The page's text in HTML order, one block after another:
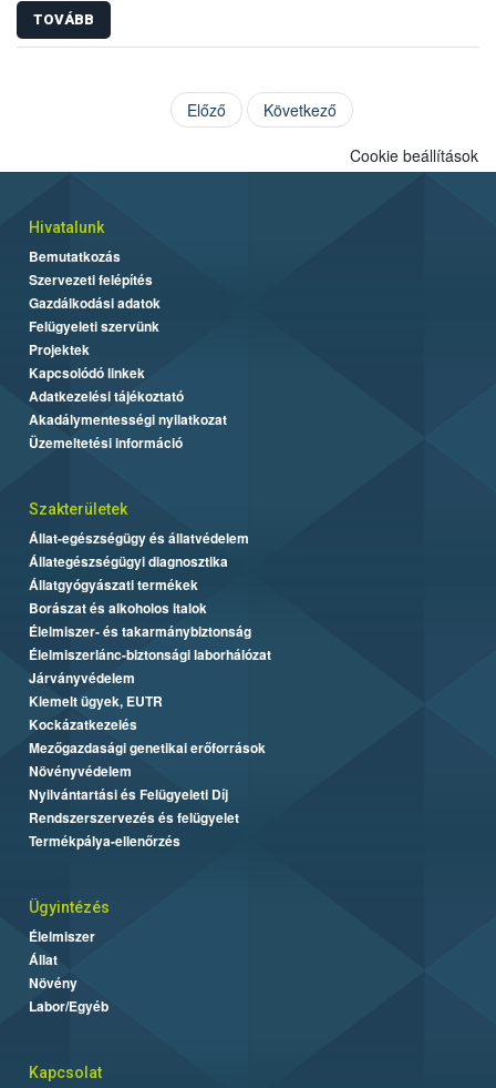
TOVÁBB
Előző Következő
Cookie beállítások
Hivatalunk
Bemutatkozás
Szervezeti felépítés
Gazdálkodási adatok
Felügyeleti szervünk
Projektek
Kapcsolódó linkek
Adatkezelési tájékoztató
Akadálymentességi nyilatkozat
Üzemeltetési információ
Szakterületek
Állat-egészségügy és állatvédelem
Állategészségügyi diagnosztika
Állatgyógyászati termékek
Borászat és alkoholos italok
Élelmiszer- és takarmánybiztonság
Élelmiszerlánc-biztonsági laborhálózat
Járványvédelem
Kiemelt ügyek, EUTR
Kockázatkezelés
Mezőgazdasági genetikai erőforrások
Növényvédelem
Nyilvántartási és Felügyeleti Díj
Rendszerszervezés és felügyelet
Termékpálya-ellenőrzés
Ügyintézés
Élelmiszer
Állat
Növény
Labor/Egyéb
Kapcsolat